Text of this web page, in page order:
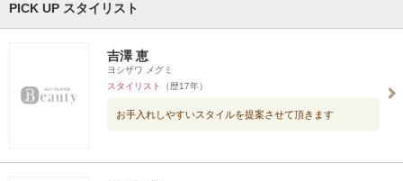
PICK UP スタイリスト
吉澤 恵
ヨシザワ メグミ
スタイリスト
（歴17年）
お手入れしやすいスタイルを提案させて頂きます